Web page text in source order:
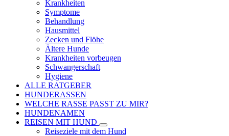
Krankheiten
Symptome
Behandlung
Hausmittel
Zecken und Flöhe
Ältere Hunde
Krankheiten vorbeugen
Schwangerschaft
Hygiene
ALLE RATGEBER
HUNDERASSEN
WELCHE RASSE PASST ZU MIR?
HUNDENAMEN
REISEN MIT HUND
Reiseziele mit dem Hund